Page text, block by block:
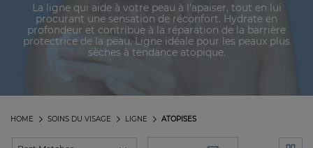
La ligne qui aide à votre peau à l'apaiser, tout en lui
procurant une sensation de réconfort. Hydrate en
profondeur et contribue à la réparation de la barrière
protectrice de la peau. Ligne idéale pour les peaux plus
sèches à tendance atopique.
ATOPISES
LIGNE
SOINS DU VISAGE
HOME